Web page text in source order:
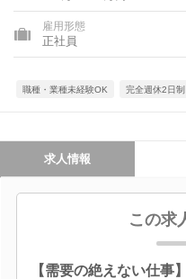
雇用形態
正社員
職種・業種未経験OK 完全週休2日制
求人情報
この求
【需要の絶えない仕事